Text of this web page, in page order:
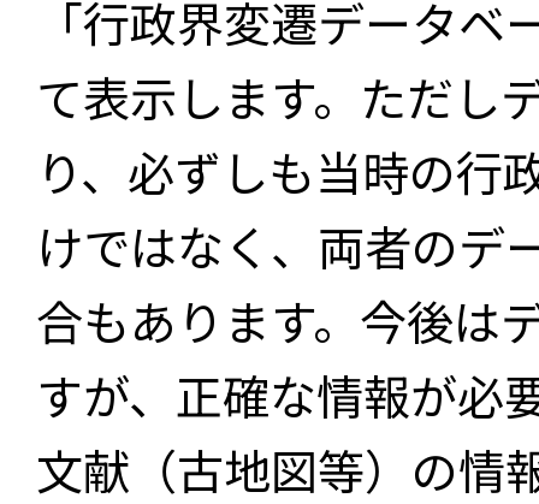
「行政界変遷データ
て表示します。ただし
り、必ずしも当時の行
けではなく、両者のデ
合もあります。今後は
すが、正確な情報が必
文献（古地図等）の情